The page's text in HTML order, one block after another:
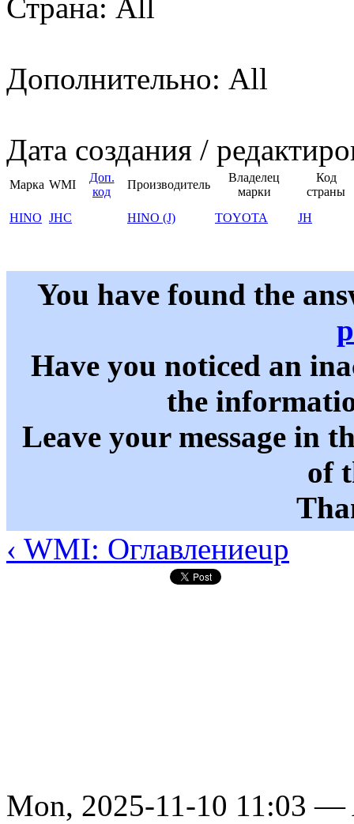
Страна: All
Дополнительно: All
Дата создания /
Марка WMI
Доп.
код
Производитель
Владелец
марки
Код
страны
HINO JHC HINO (J) TOYOTA JH
You have found the
Have you noticed an
the
Leave your message in
of
‹ WMI: Оглавлениеup
Mon, 2025-11-10 11:03 —